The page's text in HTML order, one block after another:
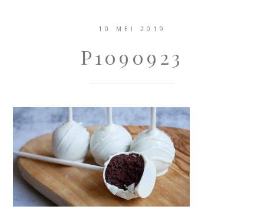
10 MEI 2019
P1090923